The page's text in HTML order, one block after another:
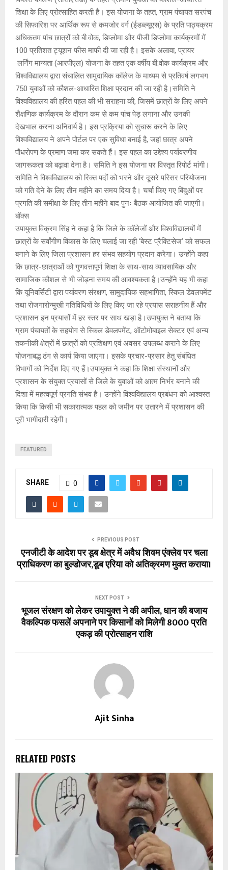
शिक्षा के लिए प्रोत्साहित करती है। इस योजना के तहत, ग्राम पंचायत सरपंच
की सिफारिश पर आर्थिक रूप से कमजोर वर्ग (ईडब्ल्यूएस) के प्रति पाठ्यक्रम
अधिकतम पांच छात्रों को बी.वोक, डिप्लोमा और पीजी डिप्लोमा कार्यक्रमों में
100 प्रतिशत ट्यूशन फीस माफी दी जा रही है। इसके अलावा, प्रायर
लर्निंग मान्यता (आरपीएल) योजना के तहत एक वर्षीय बी.वोक कार्यक्रम और
विश्वविद्यालय द्वारा संचालित सामुदायिक कॉलेज के माध्यम से प्रतिवर्ष लगभग
750 युवाओं को कौशल-आधारित शिक्षा प्रदान की जा रही है।समिति ने
विश्वविद्यालय की हरित पहल की भी सराहना की, जिसमें छात्रों के लिए अपने
शैक्षणिक कार्यक्रम के दौरान कम से कम पांच पेड़ लगाना और उनकी
देखभाल करना अनिवार्य है। इस प्रक्रिया को सुचारू करने के लिए
विश्वविद्यालय ने अपने पोर्टल पर एक सुविधा बनाई है, जहां छात्र अपने
पौधरोपण के प्रमाण जमा कर सकते हैं। इस पहल का उद्देश्य पर्यावरणीय
जागरूकता को बढ़ावा देना है। समिति ने इस योजना पर विस्तृत रिपोर्ट मांगी।
समिति ने विश्वविद्यालय को रिक्त पदों को भरने और दूसरे परिसर परियोजना
को गति देने के लिए तीन महीने का समय दिया है। चर्चा किए गए बिंदुओं पर
प्रगति की समीक्षा के लिए तीन महीने बाद पुनः बैठक आयोजित की जाएगी।
बॉक्स
उपायुक्त विक्रम सिंह ने कहा है कि जिले के कॉलेजों और विश्वविद्यालयों में
छात्रों के सर्वांगीण विकास के लिए चलाई जा रही ‘बेस्ट प्रैक्टिसेज’ को सफल
बनाने के लिए जिला प्रशासन हर संभव सहयोग प्रदान करेगा। उन्होंने कहा
कि छात्र-छात्राओं को गुणवत्तापूर्ण शिक्षा के साथ-साथ व्यावसायिक और
सामाजिक कौशल से भी जोड़ना समय की आवश्यकता है।उन्होंने यह भी कहा
कि यूनिवर्सिटी द्वारा पर्यावरण संरक्षण, सामुदायिक सहभागिता, स्किल डेवलपमेंट
तथा रोजगारोन्मुखी गतिविधियों के लिए किए जा रहे प्रयास सराहनीय हैं और
प्रशासन इन प्रयासों में हर स्तर पर साथ खड़ा है।उपायुक्त ने बताया कि
ग्राम पंचायतों के सहयोग से स्किल डेवलपमेंट, ऑटोमोबाइल सेक्टर एवं अन्य
तकनीकी क्षेत्रों में छात्रों को प्रशिक्षण एवं अवसर उपलब्ध कराने के लिए
योजनाबद्ध ढंग से कार्य किया जाएगा। इसके प्रचार-प्रसार हेतु संबंधित
विभागों को निर्देश दिए गए हैं।उपायुक्त ने कहा कि शिक्षा संस्थानों और
प्रशासन के संयुक्त प्रयासों से जिले के युवाओं को आत्म निर्भर बनाने की
दिशा में महत्वपूर्ण प्रगति संभव है। उन्होंने विश्वविद्यालय प्रबंधन को आश्वस्त
किया कि किसी भी सकारात्मक पहल को जमीन पर उतारने में प्रशासन की
पूरी भागीदारी रहेगी।
FEATURED
SHARE 0
PREVIOUS POST
एनजीटी के आदेश पर डूब क्षेत्र में अवैध शिवम एंक्लेव पर चला
प्राधिकरण का बुल्डोजर,डूब एरिया को अतिक्रमण मुक्त कराया।
NEXT POST
भूजल संरक्षण को लेकर उपायुक्त ने की अपील, धान की बजाय
वैकल्पिक फसलें अपनाने पर किसानों को मिलेगी ₹8000 प्रति
एकड़ की प्रोत्साहन राशि
Ajit Sinha
RELATED POSTS